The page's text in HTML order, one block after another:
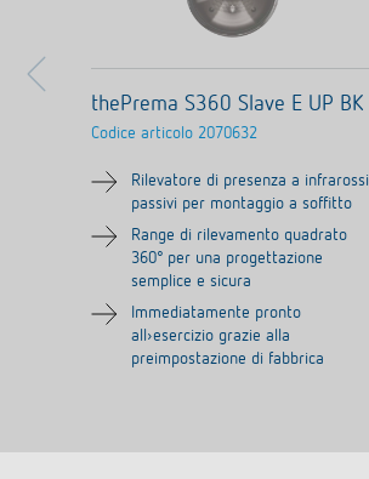
thePrema S360 Slave E UP BK
Codice articolo 2070632
Rilevatore di presenza a infrarossi
passivi per montaggio a soffitto
Range di rilevamento quadrato
360° per una progettazione
semplice e sicura
Immediatamente pronto
all›esercizio grazie alla
preimpostazione di fabbrica